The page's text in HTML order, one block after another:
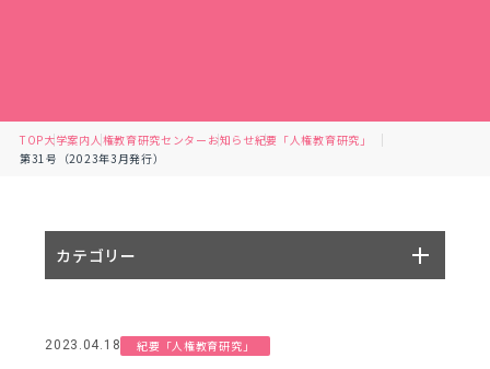
TOP大学案内人権教育研究センター お知らせ紀要「人権教育研究」
第31号（2023年3月発行）
2023.04.18 紀要「人権教育研究」
カテゴリー